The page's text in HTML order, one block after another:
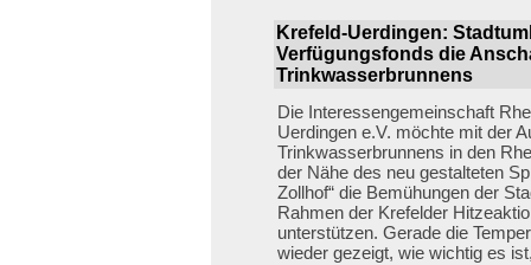
Krefeld-Uerdingen:
Verfügungsfonds die
Trinkwasserbrunnens
Die Interessengemeinschaft
Uerdingen e.V. möchte mit der
Trinkwasserbrunnens in den
der Nähe des neu gestalteten
Zollhof“ die Bemühungen der
Rahmen der Krefelder
unterstützen. Gerade die
wieder gezeigt, wie wichtig es